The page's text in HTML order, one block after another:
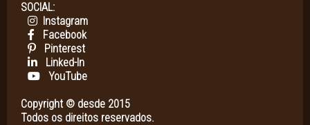
SOCIAL:
Instagram
Facebook
Pinterest
Linked-In
YouTube
Copyright © desde 2015
Todos os direitos reservados.